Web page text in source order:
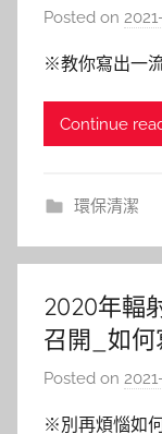
Posted on
※教你寫出一
Continue
環保清潔
2020年輻
召開_如何
Posted on
※別再煩惱如